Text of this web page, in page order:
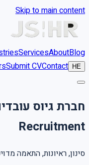
Skip to main content
ServicesAboutBlog
HE
Submit CVContact
Recruitment
סינון, ראיונות, התאמה